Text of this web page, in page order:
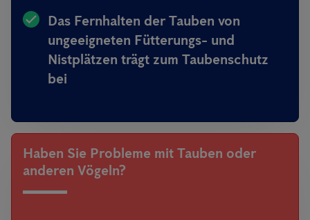
Das Fernhalten der Tauben von
ungeeigneten Fütterungs- und
Nistplätzen trägt zum Taubenschutz
bei
Haben Sie Probleme mit Tauben oder
anderen Vögeln?